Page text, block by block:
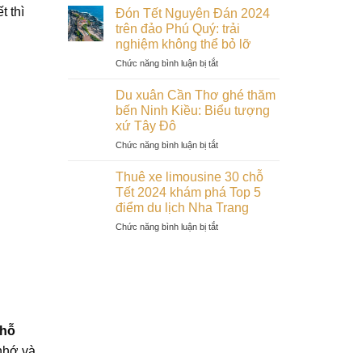
thì
Quốc
Gia
Bù
Gia
Mập
Tết
2024
phá
Nhà
rông
Kon
Tum
nét
văn
hóa
đáo
người
Bana
trong
mùa
xuân
Đón Tết Nguyên Đán 2024
trên đảo Phú Quý: trải
nghiệm không thể bỏ lỡ
Chức năng bình luận bị tắtở
Nguyên
Đán
trên
Phú
Quý:
trải
nghiệm
không
Du xuân Cần Thơ ghé thăm
bến Ninh Kiều: Biểu tượng
xứ Tây Đô
Chức năng bình luận bị tắtở
xuân
Cần
Thơ
ghé
thăm
Thuê xe limousine 30 chỗ
Tết 2024 khám phá Top 5
điểm du lịch Nha Trang
Chức năng bình luận bị tắtở